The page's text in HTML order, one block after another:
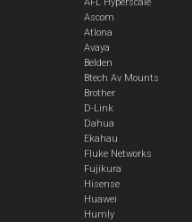
Ascom
Atlona
Avaya
Belden
Btech Av Mounts
Brother
D-Link
Dahua
Ekahau
Fluke Networks
Fujikura
Hisense
Huawei
Humly